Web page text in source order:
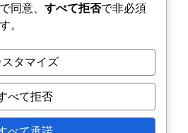
で同意、 すべて拒否で非必須
。
スタマイズ
べて拒否